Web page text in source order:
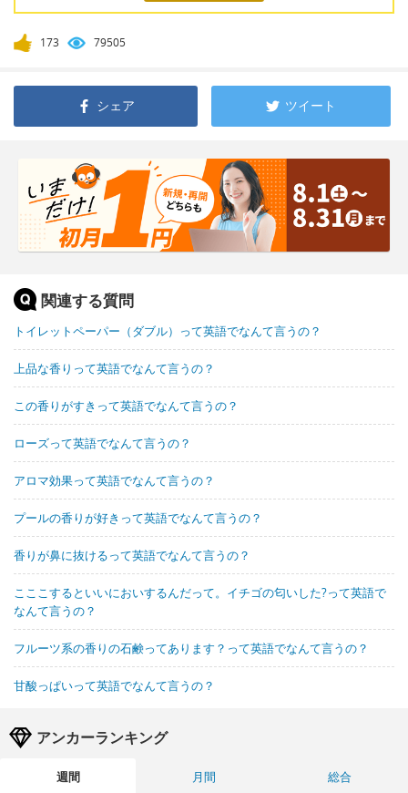
173 79505
シェア ツイート
関連する質問
トイレットペーパー（ダブル）って英語でなんて言うの？
上品な香りって英語でなんて言うの？
この香りがすきって英語でなんて言うの？
ローズって英語でなんて言うの？
アロマ効果って英語でなんて言うの？
プールの香りが好きって英語でなんて言うの？
香りが鼻に抜けるって英語でなんて言うの？
こここするといいにおいするんだって。イチゴの匂いした?って英語で
なんて言うの？
フルーツ系の香りの石鹸ってあります？って英語でなんて言うの？
甘酸っぱいって英語でなんて言うの？
アンカーランキング
週間 月間
総合